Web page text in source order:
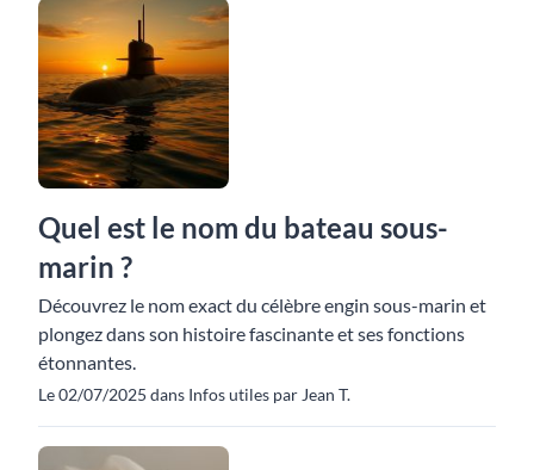
Quel est le nom du bateau sous-
marin ?
Découvrez le nom exact du célèbre engin sous-marin et
plongez dans son histoire fascinante et ses fonctions
étonnantes.
Le 02/07/2025 dans Infos utiles par Jean T.